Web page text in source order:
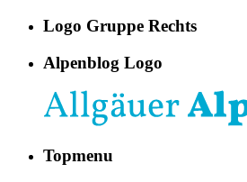
Logo Gruppe Rechts
Alpenblog Logo
Topmenu